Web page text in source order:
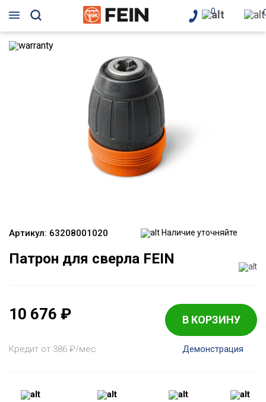
0
Артикул: 63208001020 Наличие уточняйте
Патрон для сверла FEIN
10 676 ₽ В КОРЗИНУ
Кредит от 386 ₽/мес Демонстрация